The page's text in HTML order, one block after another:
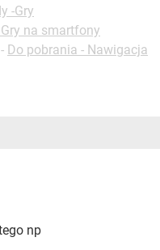
-Gry
na smartfony
- Do pobrania - Nawigacja
np